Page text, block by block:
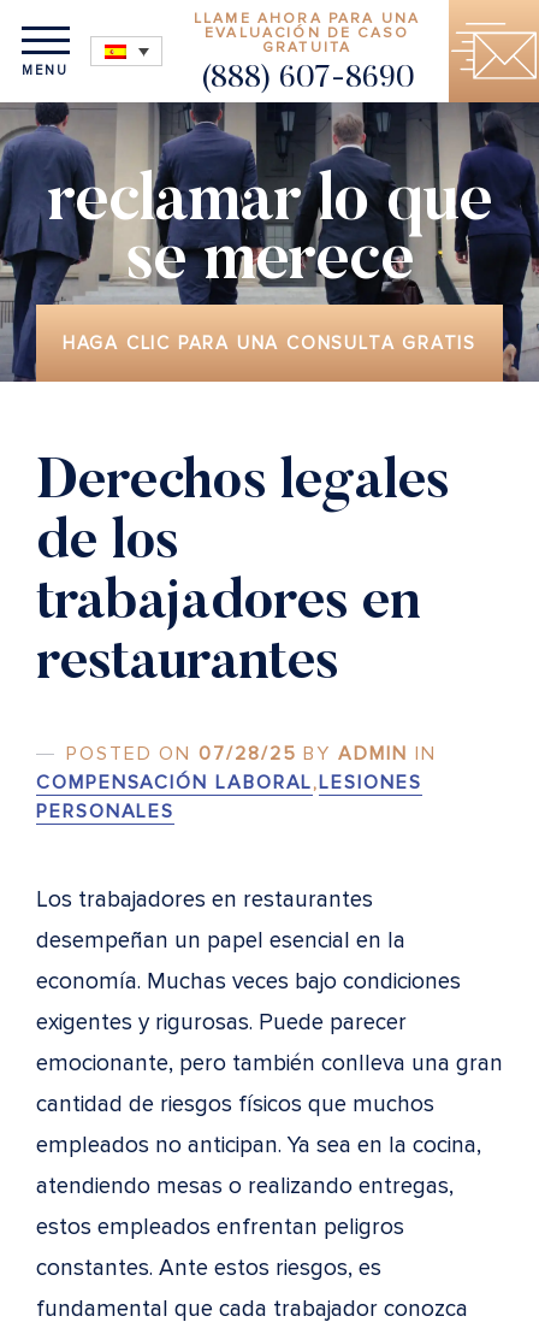
MENU
LLAME AHORA PARA UNA
EVALUACIÓN DE CASO
GRATUITA
(888) 607-8690
reclamar lo que
se merece
HAGA CLIC PARA UNA CONSULTA GRATIS
Derechos legales
de los
trabajadores en
restaurantes
POSTED ON07/28/25 BYADMIN IN
COMPENSACIÓN LABORAL,LESIONES
PERSONALES
Los trabajadores en restaurantes
desempeñan un papel esencial en la
economía. Muchas veces bajo condiciones
exigentes y rigurosas. Puede parecer
emocionante, pero también conlleva una gran
cantidad de riesgos físicos que muchos
empleados no anticipan. Ya sea en la cocina,
atendiendo mesas o realizando entregas,
estos empleados enfrentan peligros
constantes. Ante estos riesgos, es
fundamental que cada trabajador conozca